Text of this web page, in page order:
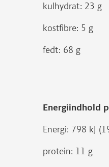
kulhydrat: 23 g
kostfibre: 5 g
fedt: 68 g
Energiindhold
Energi: 798 kJ
protein: 11 g